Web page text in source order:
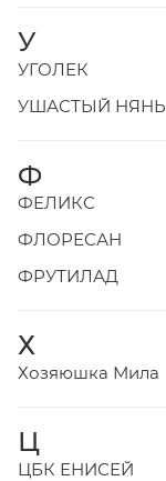
У
УГОЛЕК
УШАСТЫЙ НЯНЬ
Ф
ФЕЛИКС
ФЛОРЕСАН
ФРУТИЛАД
Х
Хозяюшка Мила
Ц
ЦБК ЕНИСЕЙ